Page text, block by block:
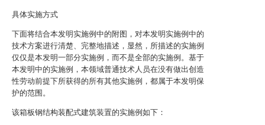
具体实施方式
下面将结合本发明实施例中的附图，对本发明实施例中的
技术方案进行清楚、完整地描述，显然，所描述的实施例
仅仅是本发明一部分实施例，而不是全部的实施例。基于
本发明中的实施例，本领域普通技术人员在没有做出创造
性劳动前提下所获得的所有其他实施例，都属于本发明保
护的范围。
该箱板钢结构装配式建筑装置的实施例如下：